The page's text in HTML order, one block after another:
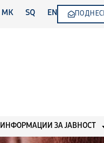
MK SQ EN
ИНФОРМАЦИИ ЗА ЈАВНОСТ